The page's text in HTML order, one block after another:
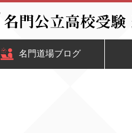
名門道場ブログ